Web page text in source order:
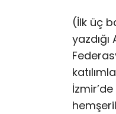
(İlk üç
yazdığı